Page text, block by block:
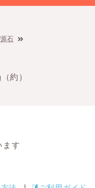
石
約）
ます